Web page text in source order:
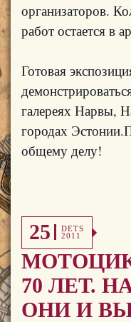
организаторов.
работ остается в
Готовая
галереях Нарвы,
городах
общему делу!
25
DETS
2011
70 ЛЕТ.
ОНИ И